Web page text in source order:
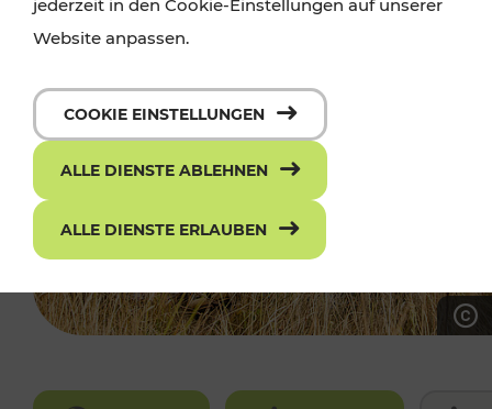
jederzeit in den Cookie-Einstellungen auf unserer
Website anpassen.
COOKIE EINSTELLUNGEN
ALLE DIENSTE ABLEHNEN
ALLE DIENSTE ERLAUBEN